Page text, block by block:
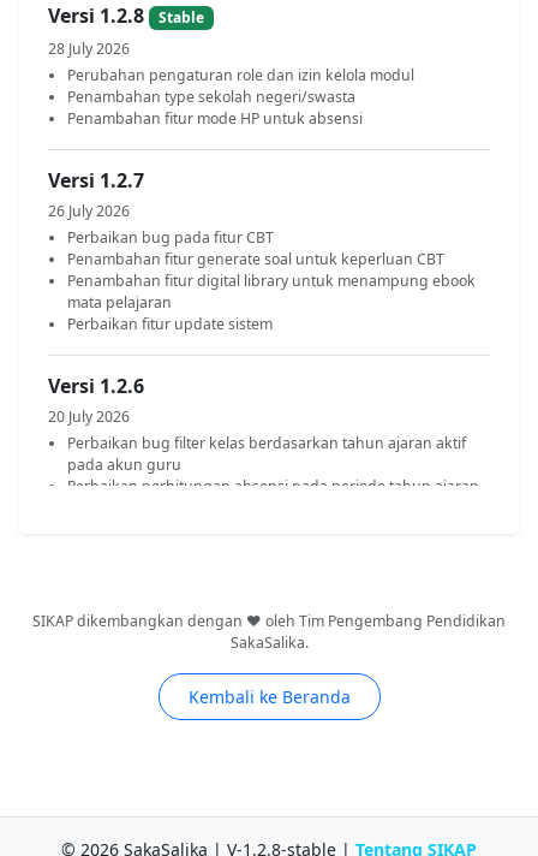
Versi 1.2.8
Stable
28 July 2026
Perubahan pengaturan role dan izin kelola modul
Penambahan type sekolah negeri/swasta
Penambahan fitur mode HP untuk absensi
Versi 1.2.7
26 July 2026
Perbaikan bug pada fitur CBT
Penambahan fitur generate soal untuk keperluan CBT
Penambahan fitur digital library untuk menampung ebook
mata pelajaran
Perbaikan fitur update sistem
Versi 1.2.6
20 July 2026
Perbaikan bug filter kelas berdasarkan tahun ajaran aktif
pada akun guru
Perbaikan perhitungan absensi pada periode tahun ajaran
Perbaikan tampilan hasil tracking nilai pada siswa yang lulus
Penambahan fitur Update Online (OTA)
Perbaikan bug tahun ajaran aktif
SIKAP dikembangkan dengan ❤️ oleh Tim Pengembang Pendidikan
SakaSalika.
Kembali ke Beranda
© 2026 SakaSalika | V-1.2.8-stable | Tentang SIKAP